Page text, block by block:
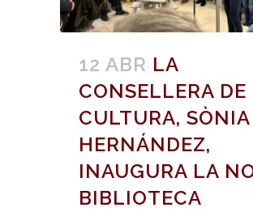
12 ABR LA
CONSELLERA DE
CULTURA, SÒNIA
HERNÁNDEZ,
INAUGURA LA
BIBLIOTECA